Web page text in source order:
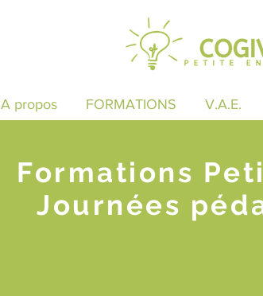
A propos FORMATIONS V.A.E.
Formations
Journées